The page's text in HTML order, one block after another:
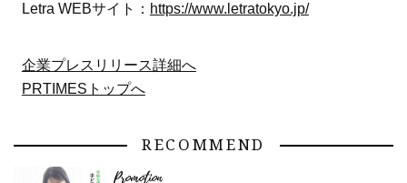
Letra WEBサイト： https://www.letratokyo.jp/
企業プレスリリース詳細へ
PRTIMESトップへ
RECOMMEND